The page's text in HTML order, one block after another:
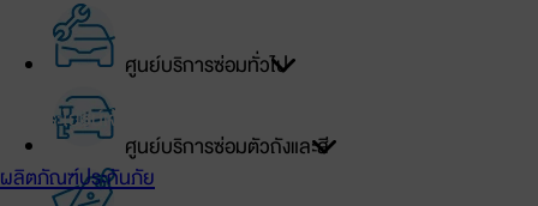
ศูนย์บริการซ่อมทั่วไป
ศูนย์บริการซ่อมตัวถังและสี
เข้าสู่ระบบ
สิทธิประโยชน์เจ้าของรถโตโยต้า
ผลิตภัณฑ์ประกันภัย